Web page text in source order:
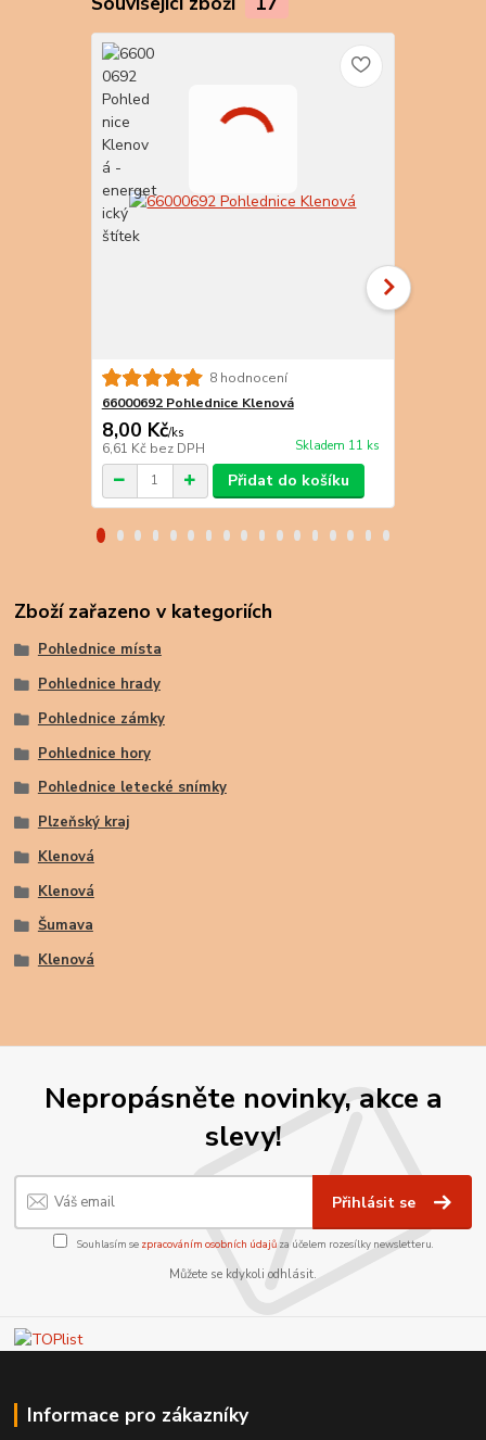
8 hodnocení
66000692 Pohlednice Klenová
8,00 Kč/ks
6,61 Kč bez DPH Skladem 11 ks
Přidat do košíku
Zboží zařazeno v kategoriích
Pohlednice místa
Pohlednice hrady
Pohlednice zámky
Pohlednice hory
Pohlednice letecké snímky
Plzeňský kraj
Klenová
Klenová
Šumava
Klenová
Nepropásněte novinky, akce a
slevy!
Přihlásit se
Souhlasím se zpracováním osobních údajůza účelem rozesílky newsletteru.
Můžete se kdykoli odhlásit.
Informace pro zákazníky